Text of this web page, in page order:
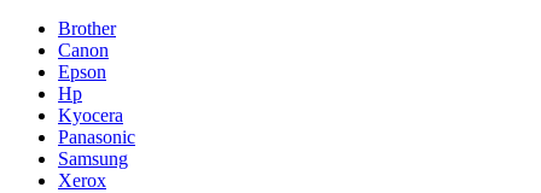
Brother
Canon
Epson
Hp
Kyocera
Panasonic
Samsung
Xerox